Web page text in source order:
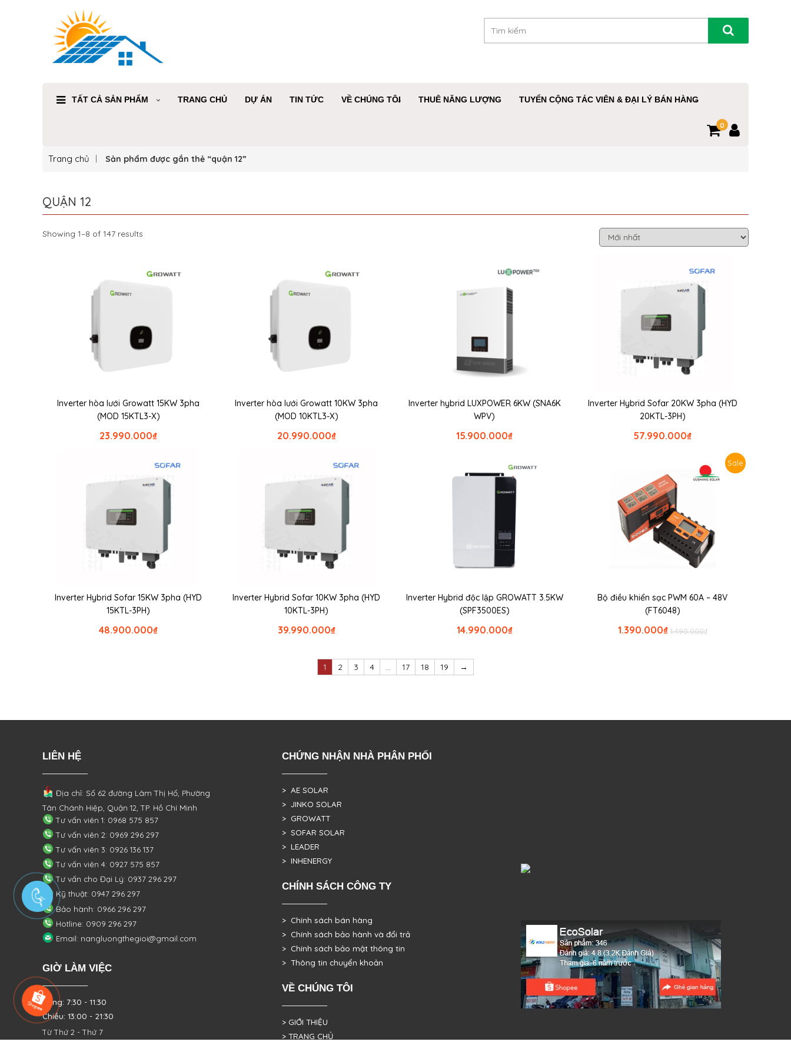
TẤT CẢ SẢN PHẨM TRANG CHỦ DỰ ÁN TIN TỨC VỀ CHÚNG TÔI THUÊ NĂNG LƯỢNG TUYỂN CỘNG TÁC VIÊN & ĐẠI LÝ BÁN HÀNG
0
Trang chủ Sản phẩm được gắn thẻ “quận 12”
QUẬN 12
Showing 1–8 of 147 results
Inverter hòa lưới Growatt 15KW 3pha
(MOD 15KTL3-X)
₫
23.990.000
Inverter hòa lưới Growatt 10KW 3pha
(MOD 10KTL3-X)
₫
20.990.000
Inverter hybrid LUXPOWER 6KW (SNA6K
WPV)
₫
15.900.000
Inverter Hybrid Sofar 20KW 3pha (HYD
20KTL-3PH)
₫
57.990.000
Inverter Hybrid Sofar 15KW 3pha (HYD
15KTL-3PH)
₫
48.900.000
Inverter Hybrid Sofar 10KW 3pha (HYD
10KTL-3PH)
₫
39.990.000
Inverter Hybrid độc lập GROWATT 3.5KW
(SPF3500ES)
₫
14.990.000
Sale
Bộ điều khiển sạc PWM 60A – 48V
(FT6048)
₫
1.490.000
₫
1.390.000
1 2 3 4 … 17 18 19 →
LIÊN HỆ
Địa chỉ: Số 62 đường Lâm Thị Hố, Phường
Tân Chánh Hiệp, Quận 12, TP. Hồ Chí Minh
Tư vấn viên 1: 0968 575 857
Tư vấn viên 2: 0969 296 297
Tư vấn viên 3: 0926 136 137
Tư vấn viên 4: 0927 575 857
Tư vấn cho Đại Lý: 0937 296 297
Kỹ thuật: 0947 296 297
Bảo hành: 0966 296 297
Hotline: 0909 296 297
Email: nangluongthegioi@gmail.com
GIỜ LÀM VIỆC
Sáng: 7:30 - 11:30
Chiều: 13:00 - 21:30
Từ Thứ 2 - Thứ 7
CHỨNG NHẬN NHÀ PHÂN PHỐI
> AE SOLAR
> JINKO SOLAR
> GROWATT
> SOFAR SOLAR
> LEADER
> INHENERGY
CHÍNH SÁCH CÔNG TY
> Chính sách bán hàng
> Chính sách bảo hành và đổi trả
> Chính sách bảo mật thông tin
> Thông tin chuyển khoản
VỀ CHÚNG TÔI
> GIỚI THIỆU
> TRANG CHỦ